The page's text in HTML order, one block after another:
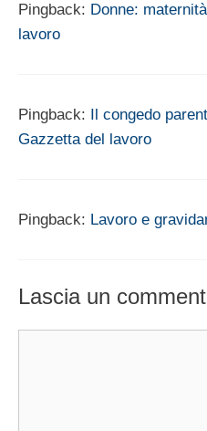
Pingback: Donne:
lavoro
Pingback: Il congedo
Gazzetta del lavoro
Pingback: Lavoro e
Lascia un